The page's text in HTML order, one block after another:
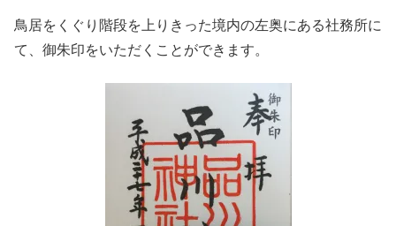
鳥居をくぐり階段を上りきった境内の左奥にある社務所に
て、御朱印をいただくことができます。